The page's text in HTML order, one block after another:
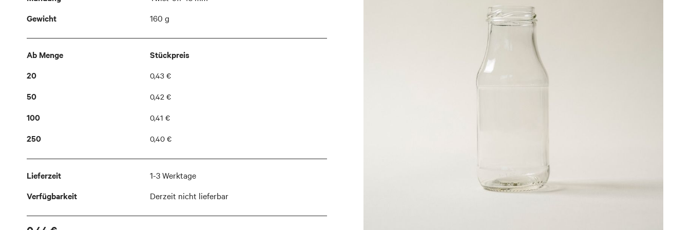
Gewicht
160 g
Ab Menge
Stückpreis
20
0,43 €
50 0,42 €
100 0,41 €
250 0,40 €
Lieferzeit
1-3 Werktage
Verfügbarkeit
Derzeit nicht lieferbar